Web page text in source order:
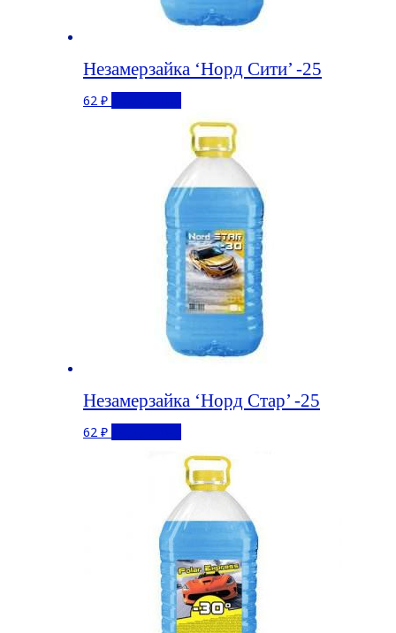
Незамерзайка ‘Норд Сити’ -25
62 ₽
Незамерзайка ‘Норд Стар’ -25
62 ₽